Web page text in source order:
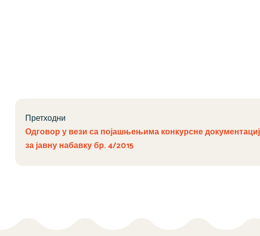
Претходни
Одговор у вези са појашњењима конкурсне
за јавну набавку бр. 4/2015